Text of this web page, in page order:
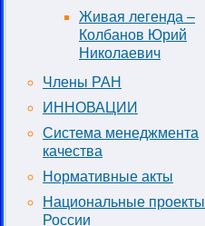
Живая легенда –
Колбанов Юрий
Николаевич
Члены РАН
ИННОВАЦИИ
Система менеджмента
качества
Нормативные акты
Национальные проекты
России